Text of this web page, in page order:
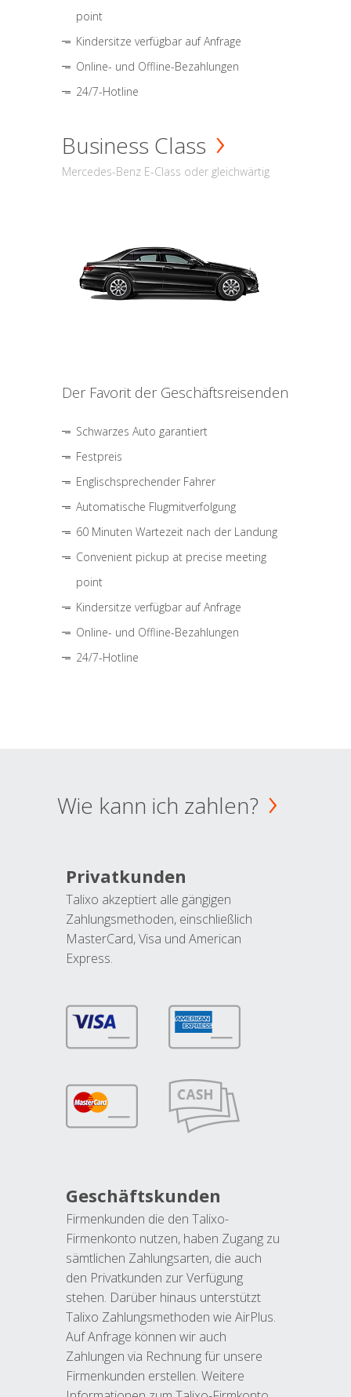
point
Kindersitze verfügbar auf Anfrage
Online- und Offline-Bezahlungen
24/7-Hotline
Business Class
Mercedes-Benz E-Class oder gleichwärtig
Der Favorit der Geschäftsreisenden
Schwarzes Auto garantiert
Festpreis
Englischsprechender Fahrer
Automatische Flugmitverfolgung
60 Minuten Wartezeit nach der Landung
Convenient pickup at precise meeting
point
Kindersitze verfügbar auf Anfrage
Online- und Offline-Bezahlungen
24/7-Hotline
Wie kann ich zahlen?
Privatkunden
Talixo akzeptiert alle gängigen
Zahlungsmethoden, einschließlich
MasterCard, Visa und American
Express.
Geschäftskunden
Firmenkunden die den Talixo-
Firmenkonto nutzen, haben Zugang zu
sämtlichen Zahlungsarten, die auch
den Privatkunden zur Verfügung
stehen. Darüber hinaus unterstützt
Talixo Zahlungsmethoden wie AirPlus.
Auf Anfrage können wir auch
Zahlungen via Rechnung für unsere
Firmenkunden erstellen. Weitere